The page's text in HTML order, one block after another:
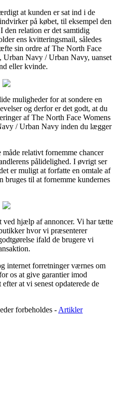
at kunden er sat ind i de
på købet, til eksempel den
den relation er det samtidig
ens kvitteringsmail, således
sin ordre af The North Face
Urban Navy / Urban Navy, uanset
eller kvinde.
muligheder for at sondere en
og derfor er det godt, at du
af The North Face Womens
/ Urban Navy inden du lægger
relativt fornemme chancer
pålidelighed. I øvrigt ser
er muligt at forfatte en omtale af
bruges til at fornemme kundernes
ved hjælp af annoncer. Vi har tætte
hvor vi præsenterer
ifald de brugere vi
internet forretninger værnes om
os at give garantier imod
at vi senest opdaterede de
forbeholdes - Artikler